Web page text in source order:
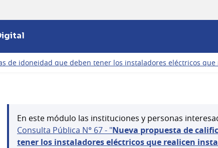
de idoneidad que deben tener los instaladores eléctricos
En este módulo las instituciones y personas
Consulta Pública N° 67 - "Nueva propuesta de
tener los instaladores eléctricos que realicen